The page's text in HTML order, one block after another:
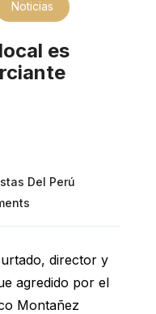
Noticias
es
Del Perú
director y
agredido por el
Montañez